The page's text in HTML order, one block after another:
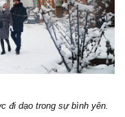
đi dạo trong sự bình yên.